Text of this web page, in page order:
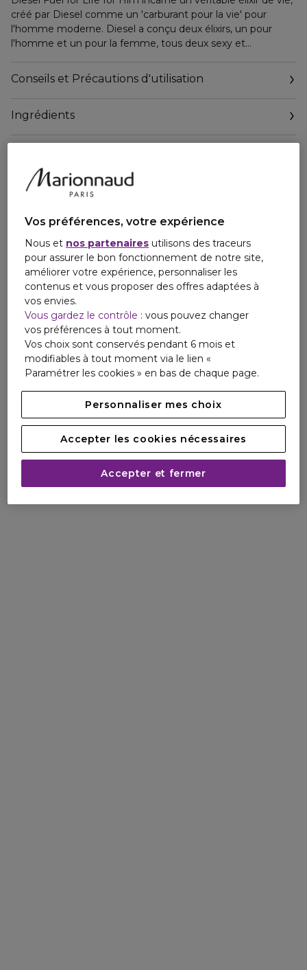
créé par Diesel comme un 'carburant pour la vie' pour
l'homme moderne. Diesel a conçu deux élixirs, un pour
l'homme et un pour la femme, tous deux sexy et
de ceux qui vivent chaque jour comme s'il n'y avait pas de
lendemain, le secret d'une vie pleine de succès.
s'ouvre sur le contraste incisif de l'anis étoilé et d'un
l'immortelle et la lavande, conférant au parfum toute sa
par une sensation musquée et boisée, laissant un sillage
mémorable.
whisky rétro et sexy, est une déclaration à lui seul.
Conseils et Précautions d'utilisation
Ingrédients
Vos préférences, votre expérience
Nous et nos partenaires utilisons des traceurs
pour assurer le bon fonctionnement de notre site,
améliorer votre expérience, personnaliser les
contenus et vous proposer des offres adaptées à
vos envies.
Vous gardez le contrôle : vous pouvez changer
vos préférences à tout moment.
Vos choix sont conservés pendant 6 mois et
modifiables à tout moment via le lien «
Paramétrer les cookies » en bas de chaque page.
Personnaliser mes choix
Accepter les cookies nécessaires
Accepter et fermer